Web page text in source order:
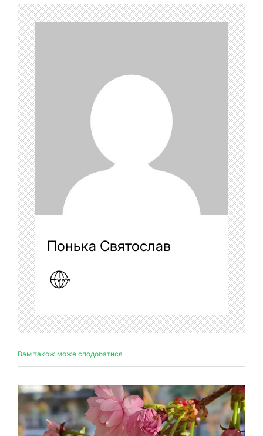
Понька Святослав
Вам також може сподобатися